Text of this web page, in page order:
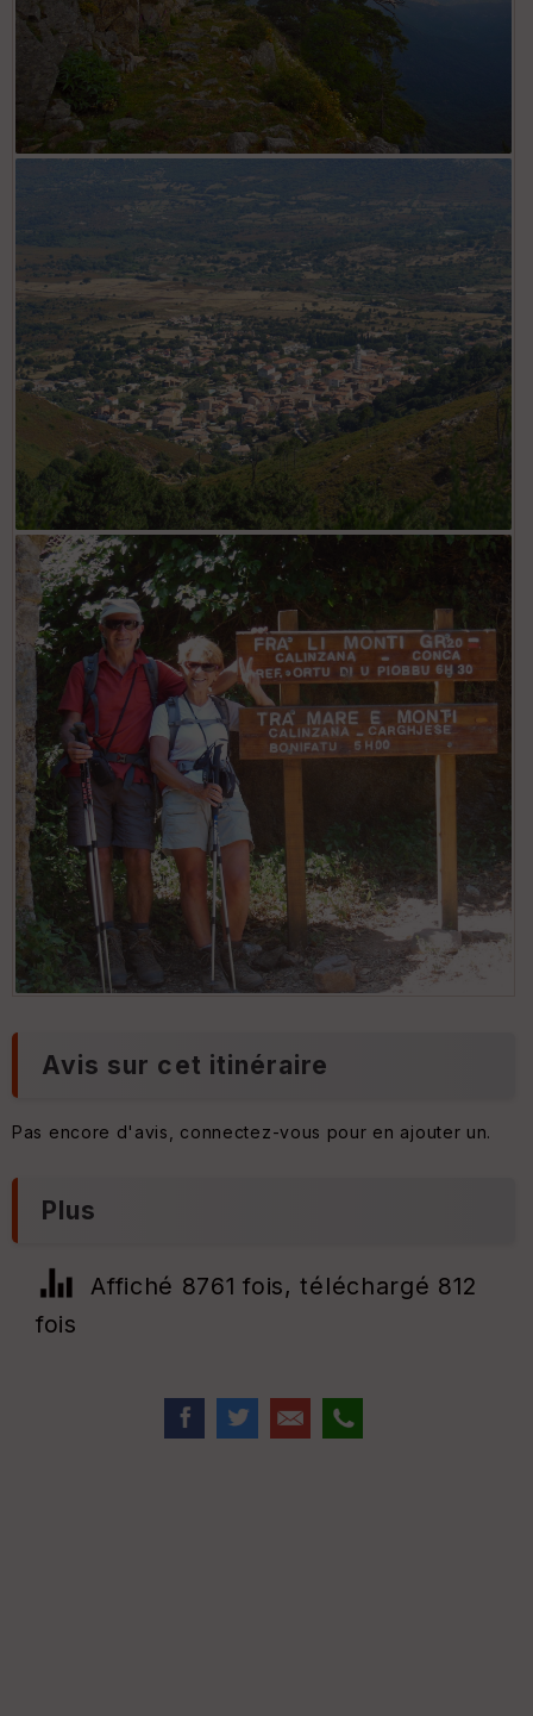
Avis sur cet itinéraire
Pas encore d'avis, connectez-vous pour en ajouter un.
Plus
Affiché 8761 fois, téléchargé 812
fois